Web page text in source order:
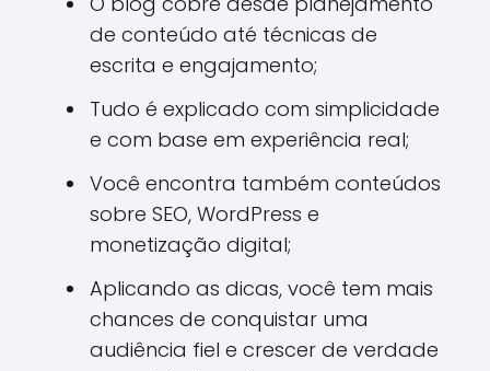
de conteúdo até técnicas de
escrita e engajamento;
Tudo é explicado com simplicidade
e com base em experiência real;
Você encontra também conteúdos
sobre SEO, WordPress e
monetização digital;
Aplicando as dicas, você tem mais
chances de conquistar uma
audiência fiel e crescer de verdade